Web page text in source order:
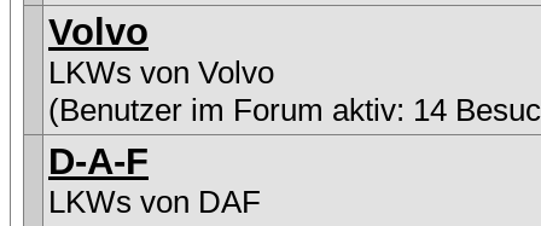
Volvo
LKWs von Volvo
(Benutzer im Forum aktiv: 14
D-A-F
LKWs von DAF